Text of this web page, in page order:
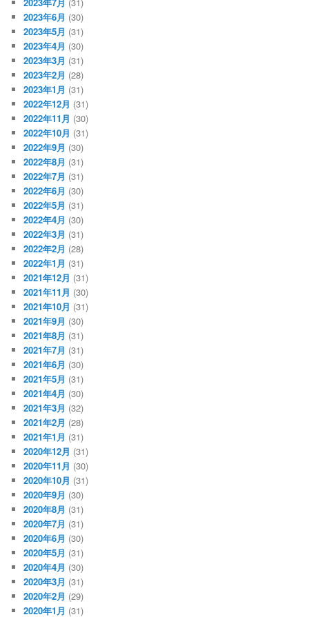
2023年6月 (30)
2023年5月 (31)
2023年4月 (30)
2023年3月 (31)
2023年2月 (28)
2023年1月 (31)
2022年12月 (31)
2022年11月 (30)
2022年10月 (31)
2022年9月 (30)
2022年8月 (31)
2022年7月 (31)
2022年6月 (30)
2022年5月 (31)
2022年4月 (30)
2022年3月 (31)
2022年2月 (28)
2022年1月 (31)
2021年12月 (31)
2021年11月 (30)
2021年10月 (31)
2021年9月 (30)
2021年8月 (31)
2021年7月 (31)
2021年6月 (30)
2021年5月 (31)
2021年4月 (30)
2021年3月 (32)
2021年2月 (28)
2021年1月 (31)
2020年12月 (31)
2020年11月 (30)
2020年10月 (31)
2020年9月 (30)
2020年8月 (31)
2020年7月 (31)
2020年6月 (30)
2020年5月 (31)
2020年4月 (30)
2020年3月 (31)
2020年2月 (29)
2020年1月 (31)